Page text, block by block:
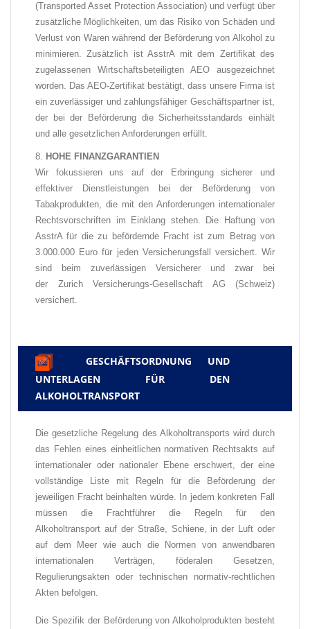
(Transported Asset Protection Association) und verfügt über
zusätzliche Möglichkeiten, um das Risiko von Schäden und
Verlust von Waren während der Beförderung von Alkohol zu
minimieren.Zusätzlich ist AsstrA mit dem Zertifikat des
zugelassenen Wirtschaftsbeteiligten AEO ausgezeichnet
worden. Das AEO-Zertifikat bestätigt, dass unsere Firma ist
ein zuverlässiger und zahlungsfähiger Geschäftspartner ist,
der bei der Beförderung die Sicherheitsstandards einhält
und alle gesetzlichen Anforderungen erfüllt.
HOHE FINANZGARANTIEN
Wir fokussieren uns auf der Erbringung sicherer und
effektiver Dienstleistungen bei der Beförderung von
Tabakprodukten, die mit den Anforderungen internationaler
Rechtsvorschriften im Einklang stehen. Die Haftung von
AsstrA für die zu befördernde Fracht ist zum Betrag von
3.000.000 Euro für jeden Versicherungsfall versichert. Wir
sind beim zuverlässigen Versicherer und zwar bei
der Zurich Versicherungs-Gesellschaft AG (Schweiz)
versichert.
✅
GESCHÄFTSORDNUNG UND
UNTERLAGEN FÜR DEN
ALKOHOLTRANSPORT
Die gesetzliche Regelung des Alkoholtransports wird durch
das Fehlen eines einheitlichen normativen Rechtsakts auf
internationaler oder nationaler Ebene erschwert, der eine
vollständige Liste mit Regeln für die Beförderung der
jeweiligen Fracht beinhalten würde. In jedem konkreten Fall
müssen die Frachtführer die Regeln für den
Alkoholtransport auf der Straße, Schiene, in der Luft oder
auf dem Meer wie auch die Normen von anwendbaren
internationalen Verträgen, föderalen Gesetzen,
Regulierungsakten oder technischen normativ-rechtlichen
Akten befolgen.
Die Spezifik der Beförderung von Alkoholprodukten besteht